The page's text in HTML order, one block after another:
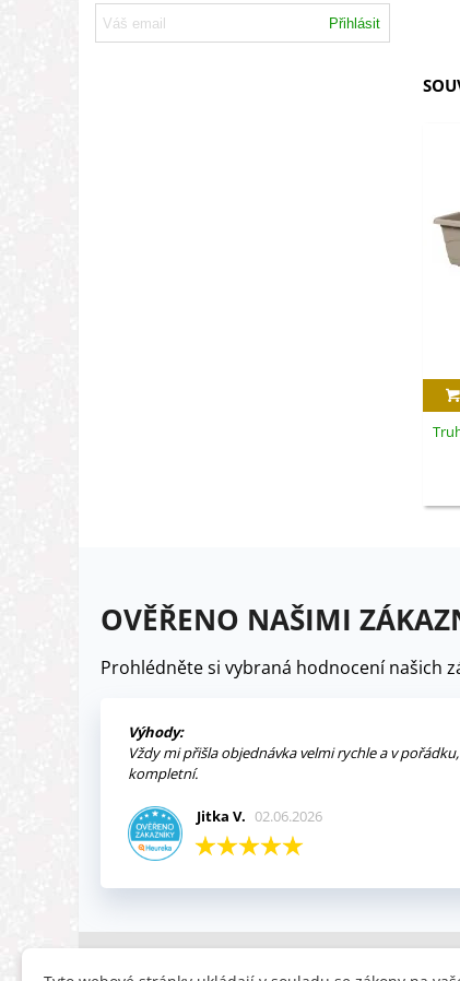
Přihlásit
OVĚŘENO NAŠIMI
Prohlédněte si vybraná hodnocení našich
Výhody:
Vždy mi přišla objednávka velmi rychle a v pořádku,
kompletní.
Jitka V. 02.06.2026